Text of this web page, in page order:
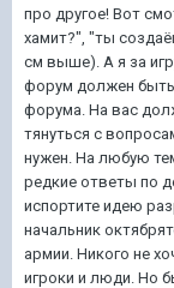
про другое! Вот
хамит?", "ты
см выше). А я за
форум должен
форума. На вас
тянуться с
нужен. На любую
редкие ответы по
испортите идею
начальник
армии. Никого не
игроки и люди. Но